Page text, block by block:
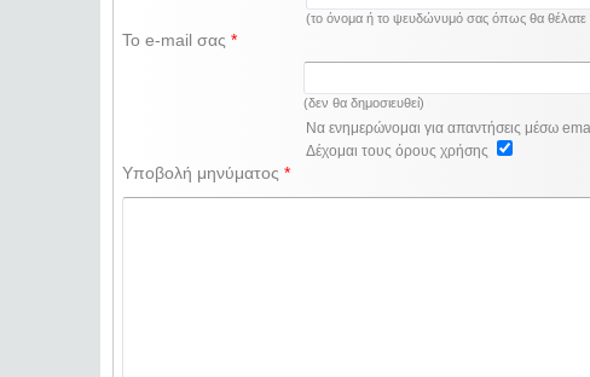
(το όνομα ή το ψευδώνυμό σας όπως θα θέλατε
Το e-mail σας*
(δεν θα δημοσιευθεί)
Να ενημερώνομαι για απαντήσεις μέσω
Δέχομαι τους όρους χρήσης
Υποβολή μηνύματος*